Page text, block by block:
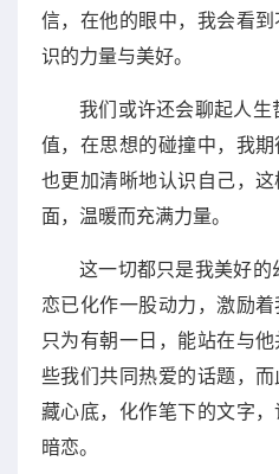
信，在他的眼中，我会看
识的力量与美好。
我们或许还会聊起人
值，在思想的碰撞中，我期
也更加清晰地认识自己，
面，温暖而充满力量。
这一切都只是我美好
恋已化作一股动力，激励着
只为有朝一日，能站在与
些我们共同热爱的话题，
藏心底，化作笔下的文字
暗恋。